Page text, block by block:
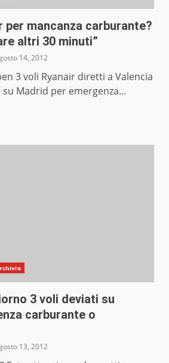
per mancanza carburante?
altri 30 minuti”
14, 2012
3 voli Ryanair diretti a Valencia
Madrid per emergenza...
3 voli deviati su
carburante o
13, 2012